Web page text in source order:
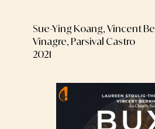
Sue-Ying Koang, Vincent
Vinagre, Parsival Castro
2021